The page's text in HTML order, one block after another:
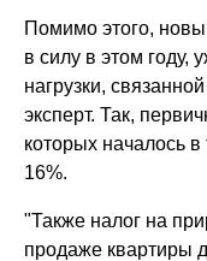
Помимо этого,
в силу в этом году,
нагрузки,
эксперт. Так,
которых началось
16%.
"Также налог на
продаже квартиры